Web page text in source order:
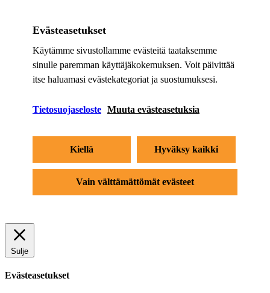
Evästeasetukset
Käytämme sivustollamme evästeitä taataksemme
sinulle paremman käyttäjäkokemuksen. Voit päivittää
itse haluamasi evästekategoriat ja suostumuksesi.
Tietosuojaseloste Muuta evästeasetuksia
Kiellä Hyväksy kaikki
Vain välttämättömät evästeet
Sulje
Evästeasetukset